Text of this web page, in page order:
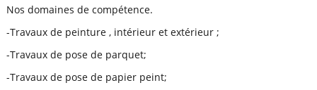
Nos domaines de compétence.
-Travaux de peinture , intérieur et extérieur ;
-Travaux de pose de parquet;
-Travaux de pose de papier peint;